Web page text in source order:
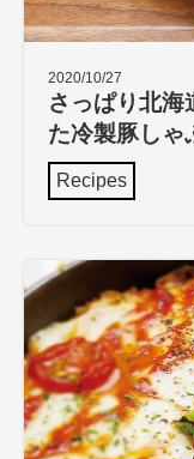
2020/10/27
さっぱり北海
た冷製豚しゃ
Recipes